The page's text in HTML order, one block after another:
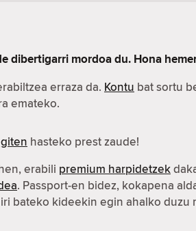
dibertigarri mordoa du. Hona
erraza da. Kontu bat sortu
emateko.
hasteko prest zaude!
erabili premium harpidetzek
. Passport-en bidez, kokapena
bateko kideekin egin ahalko duzu